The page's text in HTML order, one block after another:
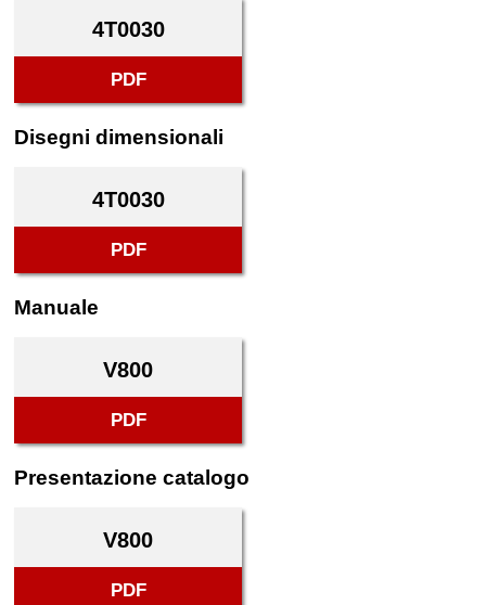
4T0030
PDF
Disegni dimensionali
4T0030
PDF
Manuale
V800
PDF
Presentazione catalogo
V800
PDF